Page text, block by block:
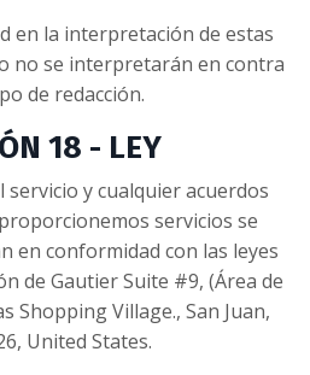
en la interpretación de estas
no se interpretarán en contra
de redacción.
18 - LEY
servicio y cualquier acuerdos
servicios se
en conformidad con las leyes
de Gautier Suite #9, (Área de
Shopping Village., San Juan,
United States.